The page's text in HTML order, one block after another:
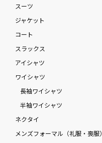
スーツ
ジャケット
コート
スラックス
アイシャツ
ワイシャツ
長袖ワイシャツ
半袖ワイシャツ
ネクタイ
メンズフォーマル（礼服・喪服）